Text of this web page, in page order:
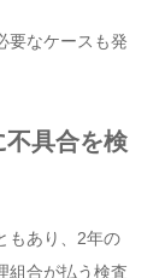
要なケースも発
不具合を検
もあり、2年の
組合が払う検査